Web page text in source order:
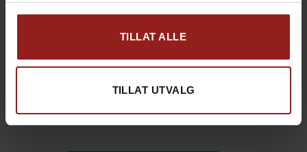
TILLAT ALLE
TILLAT UTVALG